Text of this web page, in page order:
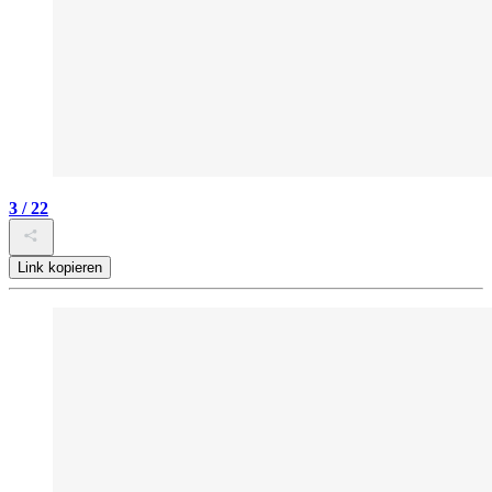
3 / 22
Link kopieren